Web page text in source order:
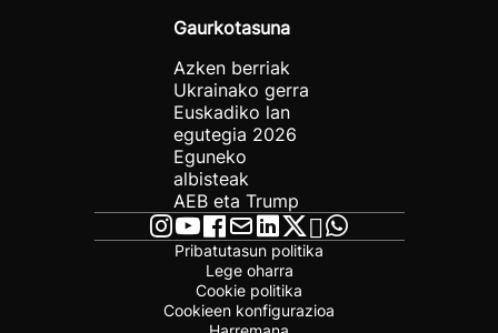
Gaurkotasuna
Azken berriak
Ukrainako gerra
Euskadiko lan
egutegia 2026
Eguneko
albisteak
AEB eta Trump
Pribatutasun politika
Lege oharra
Cookie politika
Cookieen konfigurazioa